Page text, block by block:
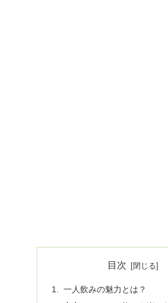
目次
一人飲みの魅力とは？